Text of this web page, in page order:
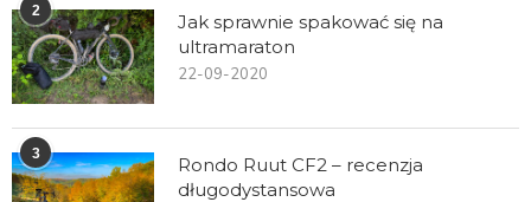
2
Jak sprawnie spakować się na
ultramaraton
22-09-2020
3
Rondo Ruut CF2 – recenzja
długodystansowa